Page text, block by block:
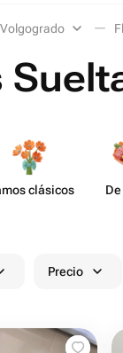
clásicos
Precio